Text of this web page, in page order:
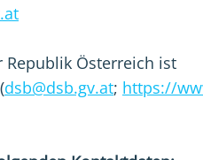
Österreich ist
(dsb@dsb.gv.at; https://